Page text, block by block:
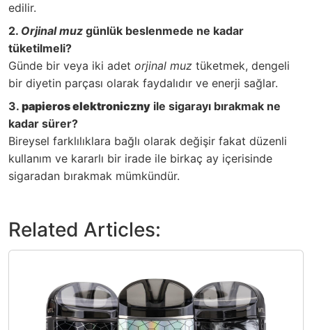
edilir.
2. Orjinal muz günlük beslenmede ne kadar
tüketilmeli?
Günde bir veya iki adet orjinal muz tüketmek, dengeli
bir diyetin parçası olarak faydalıdır ve enerji sağlar.
3. papieros elektroniczny ile sigarayı bırakmak ne
kadar sürer?
Bireysel farklılıklara bağlı olarak değişir fakat düzenli
kullanım ve kararlı bir irade ile birkaç ay içerisinde
sigaradan bırakmak mümkündür.
Related Articles: